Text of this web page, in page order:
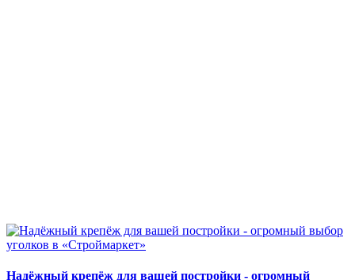
Надёжный крепёж для вашей постройки - огромный